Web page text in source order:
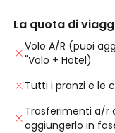
La quota di
Volo A/R (puoi
"Volo + Hotel)
Tutti i pranzi e le
Trasferimenti a/r
aggiungerlo in